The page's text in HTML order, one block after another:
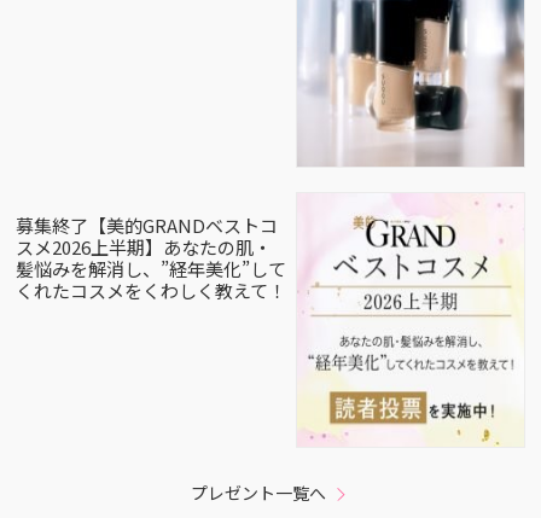
募集終了【美的GRANDベストコ
スメ2026上半期】あなたの肌・
髪悩みを解消し、”経年美化”して
くれたコスメをくわしく教えて！
プレゼント一覧へ